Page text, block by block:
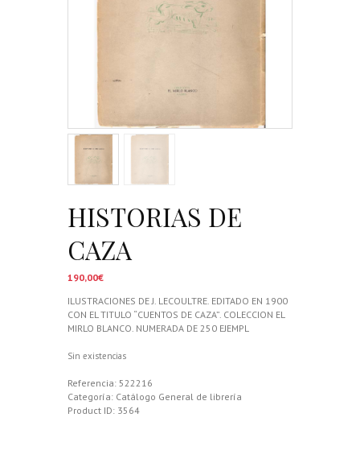
HISTORIAS DE
CAZA
190,00€
ILUSTRACIONES DE J. LECOULTRE. EDITADO EN 1900
CON EL TITULO “CUENTOS DE CAZA”. COLECCION EL
MIRLO BLANCO. NUMERADA DE 250 EJEMPL
Sin existencias
Referencia: 522216
Categoría: Catálogo General de librería
Product ID: 3564